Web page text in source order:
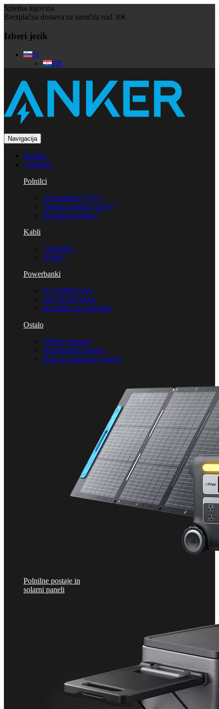
Spletna trgovina
Brezplačna dostava za naročila nad 30€
Izberi jezik
SI
HR
Navigacija
Domov
ANKER
Polnilci
Avtopolnilci (12V)
Stenski polnilci (220V)
Brezžični polnilci
Kabli
Lightning
USB-C
Powerbanki
do 10.000 mAh
nad 10.000 mAh
Brezžični powerbanki
Ostalo
Spletne kamere
Konferenčni sistemi
Hubi in priklopne postaje
Polnilne postaje in
solarni paneli